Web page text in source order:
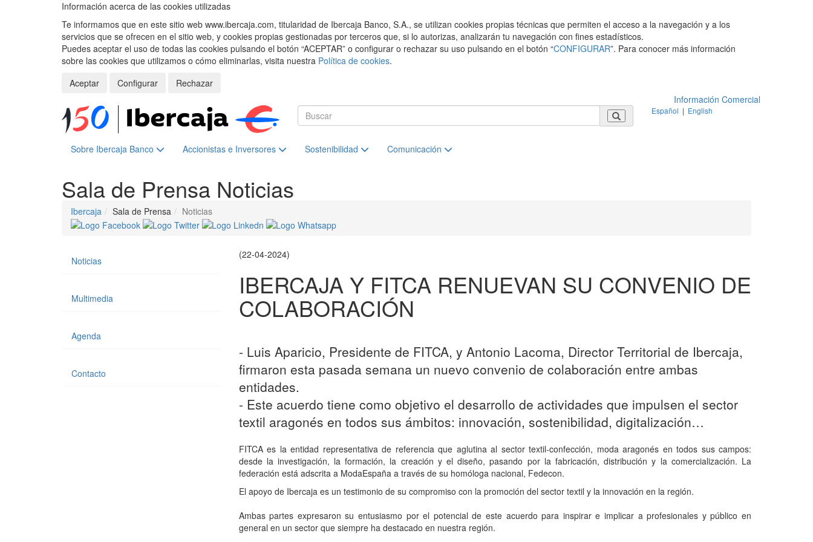
Información acerca de las cookies utilizadas
Te informamos que en este sitio web www.ibercaja.com, titularidad de Ibercaja Banco, S.A., se utilizan cookies propias técnicas que permiten el acceso a la navegación y a los
servicios que se ofrecen en el sitio web, y cookies propias gestionadas por terceros que, si lo autorizas, analizarán tu navegación con fines estadísticos.
Puedes aceptar el uso de todas las cookies pulsando el botón “ACEPTAR” o configurar o rechazar su uso pulsando en el botón “CONFIGURAR”. Para conocer más información
sobre las cookies que utilizamos o cómo eliminarlas, visita nuestra Política de cookies.
Aceptar
Configurar
Rechazar
Información Comercial
Español | English
Sobre Ibercaja Banco Accionistas e Inversores Sostenibilidad Comunicación
Sala de Prensa Noticias
Ibercaja Sala de Prensa Noticias
(22-04-2024)
IBERCAJA Y FITCA RENUEVAN SU CONVENIO DE
COLABORACIÓN
- Luis Aparicio, Presidente de FITCA, y Antonio Lacoma, Director Territorial de Ibercaja,
firmaron esta pasada semana un nuevo convenio de colaboración entre ambas
entidades.
- Este acuerdo tiene como objetivo el desarrollo de actividades que impulsen el sector
textil aragonés en todos sus ámbitos: innovación, sostenibilidad, digitalización…
FITCA es la entidad representativa de referencia que aglutina al sector textil-confección, moda aragonés en todos sus campos:
desde la investigación, la formación, la creación y el diseño, pasando por la fabricación, distribución y la comercialización. La
federación está adscrita a ModaEspaña a través de su homóloga nacional, Fedecon.
El apoyo de Ibercaja es un testimonio de su compromiso con la promoción del sector textil y la innovación en la región.
Ambas partes expresaron su entusiasmo por el potencial de este acuerdo para inspirar e implicar a profesionales y público en
general en un sector que siempre ha destacado en nuestra región.
Noticias
Multimedia
Agenda
Contacto